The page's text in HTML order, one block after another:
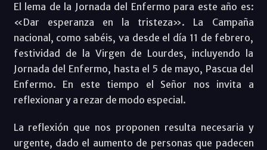
El lema de la Jornada del Enfermo para este año es:
«Dar esperanza en la tristeza». La Campaña
nacional, como sabéis, va desde el día 11 de febrero,
festividad de la Virgen de Lourdes, incluyendo la
Jornada del Enfermo, hasta el 5 de mayo, Pascua del
Enfermo. En este tiempo el Señor nos invita a
reflexionar y a rezar de modo especial.
La reflexión que nos proponen resulta necesaria y
urgente, dado el aumento de personas que padecen